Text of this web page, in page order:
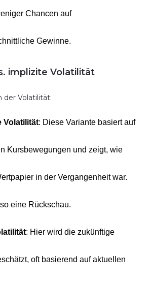
Chancen auf
Gewinne.
implizite Volatilität
der Volatilität:
Volatilität: Diese Variante basiert auf
Kursbewegungen und zeigt, wie
in der Vergangenheit war.
eine Rückschau.
: Hier wird die zukünftige
oft basierend auf aktuellen